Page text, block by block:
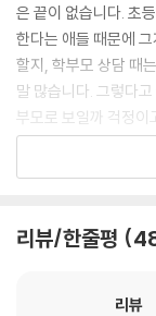
- 2학기 학부모 상담
- 아이의 단점을 선생
- 아이 성적표에 온통
- 선생님이 성적표에
- 아이가 임원이면 부
- 이상적인 교사와 학
- 담임 선생님에게 부
- 남자(여자) 아이가
- 초등 성교육, 부모
은 끝이 없습니다. 초
한다는 애들 때문에
할지, 학부모 상담 때
말 많습니다. 그렇다
부모로 보일까 걱정이
스럽습니다.
각양각색의 대답이 달
리뷰/한줄평
리뷰